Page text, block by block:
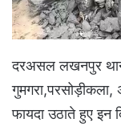
दरअसल लखनपुर
फायदा उठाते हुए इन